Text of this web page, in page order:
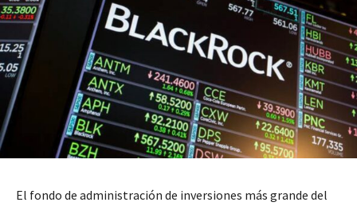
El fondo de administración de inversiones más grande del